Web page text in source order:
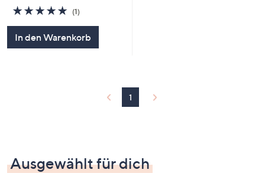
5.0
von
(1)
In den Warenkorb
1
Ausgewählt für dich